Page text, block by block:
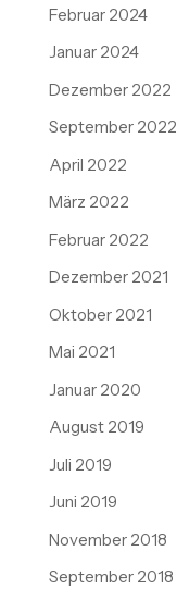
Februar 2024
Januar 2024
Dezember 2022
September 2022
April 2022
März 2022
Februar 2022
Dezember 2021
Oktober 2021
Mai 2021
Januar 2020
August 2019
Juli 2019
Juni 2019
November 2018
September 2018